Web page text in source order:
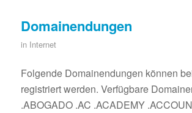
Domainendungen
in Internet
Folgende Domainendungen können
registriert werden. Verfügbare
.ABOGADO .AC .ACADEMY